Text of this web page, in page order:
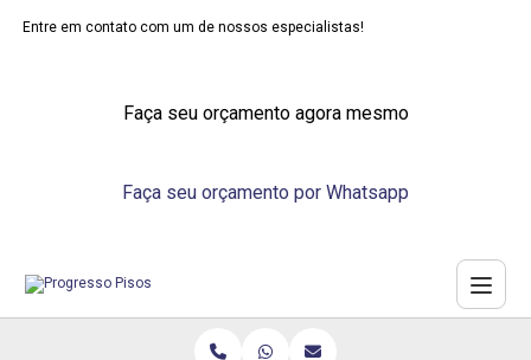
Entre em contato com um de nossos especialistas!
Faça seu orçamento agora mesmo
Faça seu orçamento por Whatsapp